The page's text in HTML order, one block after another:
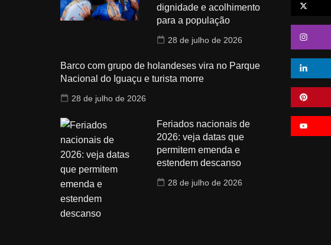
dignidade e acolhimento
para a população
28 de julho de 2026
Barco com grupo de holandeses vira no Parque
Nacional do Iguaçu e turista morre
28 de julho de 2026
Feriados nacionais de
2026: veja datas que
permitem emenda e
estendem descanso
28 de julho de 2026